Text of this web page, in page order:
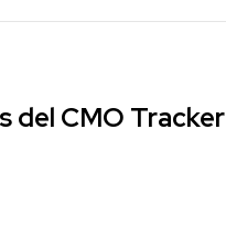
del CMO Tracker